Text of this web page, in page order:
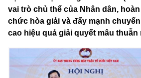
vai trò chủ thể của Nhân dân,
chức hòa giải và đẩy mạnh
cao hiệu quả giải quyết mâu